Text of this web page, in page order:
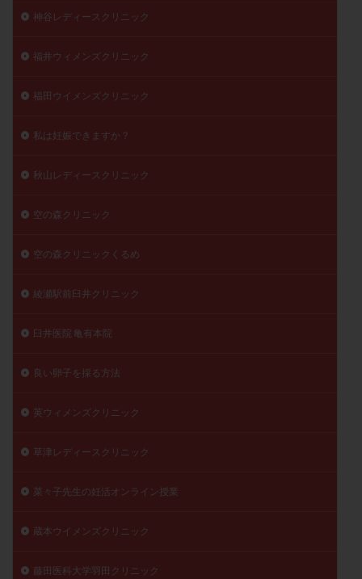
神谷レディースクリニック
福井ウィメンズクリニック
福田ウイメンズクリニック
私は妊娠できますか？
秋山レディースクリニック
空の森クリニック
空の森クリニックくるめ
綾瀬駅前臼井クリニック
臼井医院 亀有本院
良い卵子を採る方法
英ウィメンズクリニック
草津レディースクリニック
菜々子先生の妊活オンライン授業
蔵本ウイメンズクリニック
藤田医科大学羽田クリニック